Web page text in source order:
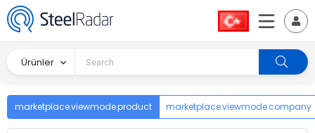
Ürünler
marketplace.viewmode.product marketplace.viewmode.company